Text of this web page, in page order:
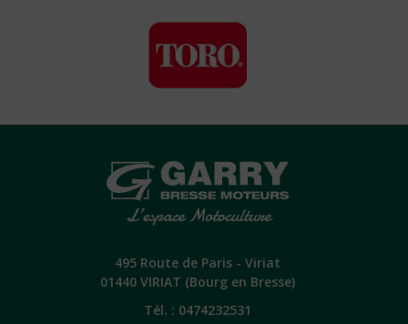
495 Route de Paris - Viriat
01440 VIRIAT (Bourg en Bresse)
Tél. : 0474232531